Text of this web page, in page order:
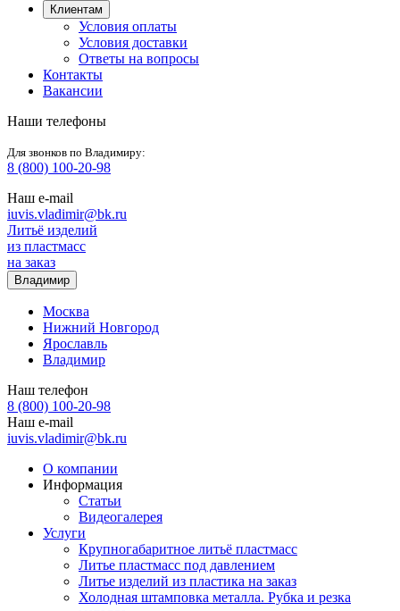
Клиентам
Условия оплаты
Условия доставки
Ответы на вопросы
Контакты
Вакансии
Наши телефоны
Для звонков по Владимиру:
8 (800) 100-20-98
Наш e-mail
iuvis.vladimir@bk.ru
Литьё изделий
из пластмасс
на заказ
Владимир
Москва
Нижний Новгород
Ярославль
Владимир
Наш телефон
8 (800) 100-20-98
Наш e-mail
iuvis.vladimir@bk.ru
О компании
Информация
Статьи
Видеогалерея
Услуги
Крупногабаритное литьё пластмасс
Литье пластмасс под давлением
Литье изделий из пластика на заказ
Холодная штамповка металла. Рубка и резка